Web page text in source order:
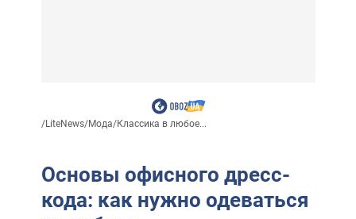
/LiteNews/Мода/Классика в любое...
Основы офисного дресс-
кода: как нужно одеваться